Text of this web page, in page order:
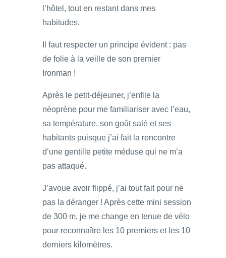
l’hôtel, tout en restant dans mes
habitudes.
Il faut respecter un principe évident : pas
de folie à la veille de son premier
Ironman !
Après le petit-déjeuner, j’enfile la
néoprène pour me familiariser avec l’eau,
sa température, son goût salé et ses
habitants puisque j’ai fait la rencontre
d’une gentille petite méduse qui ne m’a
pas attaqué.
J’avoue avoir flippé, j’ai tout fait pour ne
pas la déranger ! Après cette mini session
de 300 m, je me change en tenue de vélo
pour reconnaître les 10 premiers et les 10
derniers kilomètres.